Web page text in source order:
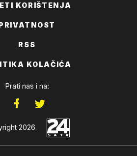
KORIŠTENJA
RSS
KOLAČIĆA
Prati nas i na:
2026.